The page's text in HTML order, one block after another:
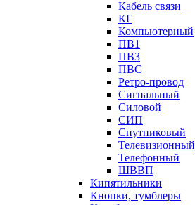
Кабель связи
КГ
Компьютерный
ПВ1
ПВ3
ПВС
Ретро-провод
Сигнальный
Силовой
СИП
Спутниковый
Телевизионный
Телефонный
ШВВП
Кипятильники
Кнопки, тумблеры